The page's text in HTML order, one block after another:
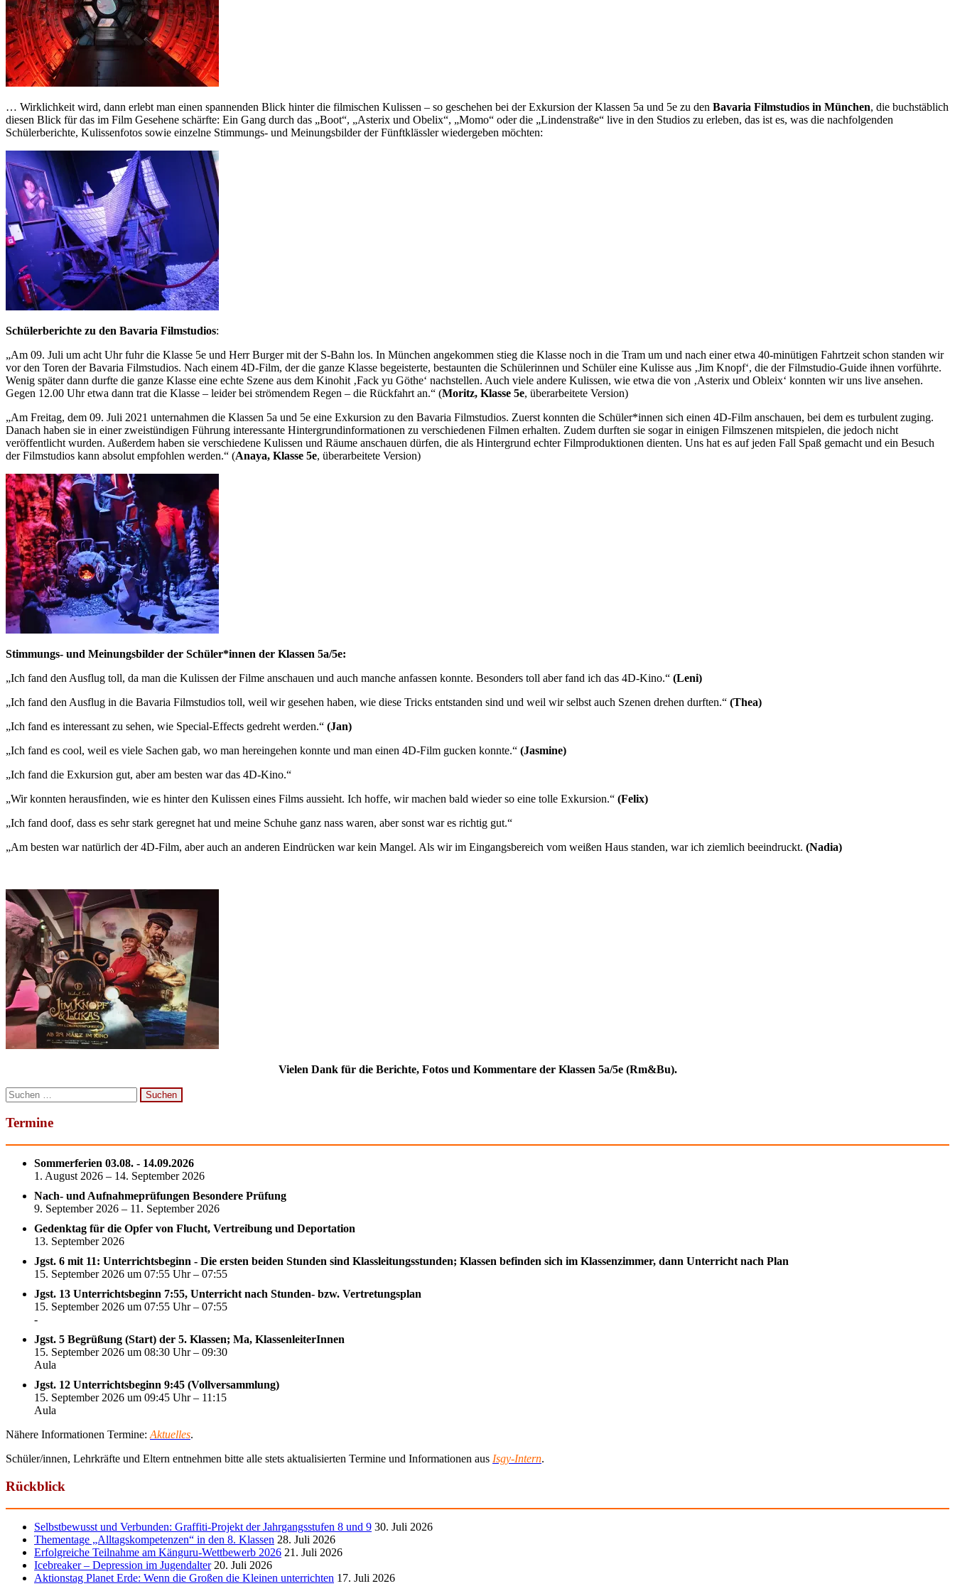
… Wirklichkeit wird, dann erlebt man einen spannenden Blick hinter die filmischen Kulissen – so geschehen bei der Exkursion der Klassen 5a und 5e zu den Bavaria Filmstudios in München, die buchstäblich
diesen Blick für das im Film Gesehene schärfte: Ein Gang durch das „Boot“, „Asterix und Obelix“, „Momo“ oder die „Lindenstraße“ live in den Studios zu erleben, das ist es, was die nachfolgenden
Schülerberichte, Kulissenfotos sowie einzelne Stimmungs- und Meinungsbilder der Fünftklässler wiedergeben möchten:
Schülerberichte zu den Bavaria Filmstudios:
„Am 09. Juli um acht Uhr fuhr die Klasse 5e und Herr Burger mit der S-Bahn los. In München angekommen stieg die Klasse noch in die Tram um und nach einer etwa 40-minütigen Fahrtzeit schon standen wir
vor den Toren der Bavaria Filmstudios. Nach einem 4D-Film, der die ganze Klasse begeisterte, bestaunten die Schülerinnen und Schüler eine Kulisse aus ‚Jim Knopf‘, die der Filmstudio-Guide ihnen vorführte.
Wenig später dann durfte die ganze Klasse eine echte Szene aus dem Kinohit ‚Fack yu Göthe‘ nachstellen. Auch viele andere Kulissen, wie etwa die von ‚Asterix und Obleix‘ konnten wir uns live ansehen.
Gegen 12.00 Uhr etwa dann trat die Klasse – leider bei strömendem Regen – die Rückfahrt an.“ (Moritz, Klasse 5e, überarbeitete Version)
„Am Freitag, dem 09. Juli 2021 unternahmen die Klassen 5a und 5e eine Exkursion zu den Bavaria Filmstudios. Zuerst konnten die Schüler*innen sich einen 4D-Film anschauen, bei dem es turbulent zuging.
Danach haben sie in einer zweistündigen Führung interessante Hintergrundinformationen zu verschiedenen Filmen erhalten. Zudem durften sie sogar in einigen Filmszenen mitspielen, die jedoch nicht
veröffentlicht wurden. Außerdem haben sie verschiedene Kulissen und Räume anschauen dürfen, die als Hintergrund echter Filmproduktionen dienten. Uns hat es auf jeden Fall Spaß gemacht und ein Besuch
der Filmstudios kann absolut empfohlen werden.“ (Anaya, Klasse 5e, überarbeitete Version)
Stimmungs- und Meinungsbilder der Schüler*innen der Klassen 5a/5e:
„Ich fand den Ausflug toll, da man die Kulissen der Filme anschauen und auch manche anfassen konnte. Besonders toll aber fand ich das 4D-Kino.“ (Leni)
„Ich fand den Ausflug in die Bavaria Filmstudios toll, weil wir gesehen haben, wie diese Tricks entstanden sind und weil wir selbst auch Szenen drehen durften.“ (Thea)
„Ich fand es interessant zu sehen, wie Special-Effects gedreht werden.“ (Jan)
„Ich fand es cool, weil es viele Sachen gab, wo man hereingehen konnte und man einen 4D-Film gucken konnte.“ (Jasmine)
„Ich fand die Exkursion gut, aber am besten war das 4D-Kino.“
„Wir konnten herausfinden, wie es hinter den Kulissen eines Films aussieht. Ich hoffe, wir machen bald wieder so eine tolle Exkursion.“ (Felix)
„Ich fand doof, dass es sehr stark geregnet hat und meine Schuhe ganz nass waren, aber sonst war es richtig gut.“
„Am besten war natürlich der 4D-Film, aber auch an anderen Eindrücken war kein Mangel. Als wir im Eingangsbereich vom weißen Haus standen, war ich ziemlich beeindruckt. (Nadia)
Vielen Dank für die Berichte, Fotos und Kommentare der Klassen 5a/5e (Rm&Bu).
Suchen
nach:
Termine
Sommerferien 03.08. - 14.09.2026
1. August 2026 – 14. September 2026
Nach- und Aufnahmeprüfungen Besondere Prüfung
9. September 2026 – 11. September 2026
Gedenktag für die Opfer von Flucht, Vertreibung und Deportation
13. September 2026
Jgst. 6 mit 11: Unterrichtsbeginn - Die ersten beiden Stunden sind Klassleitungsstunden; Klassen befinden sich im Klassenzimmer, dann Unterricht nach Plan
15. September 2026 um 07:55 Uhr – 07:55
Jgst. 13 Unterrichtsbeginn 7:55, Unterricht nach Stunden- bzw. Vertretungsplan
15. September 2026 um 07:55 Uhr – 07:55
-
Jgst. 5 Begrüßung (Start) der 5. Klassen; Ma, KlassenleiterInnen
15. September 2026 um 08:30 Uhr – 09:30
Aula
Jgst. 12 Unterrichtsbeginn 9:45 (Vollversammlung)
15. September 2026 um 09:45 Uhr – 11:15
Aula
Nähere Informationen Termine: Aktuelles.
Schüler/innen, Lehrkräfte und Eltern entnehmen bitte alle stets aktualisierten Termine und Informationen aus Isgy-Intern.
Rückblick
Selbstbewusst und Verbunden: Graffiti-Projekt der Jahrgangsstufen 8 und 9 30. Juli 2026
Thementage „Alltagskompetenzen“ in den 8. Klassen 28. Juli 2026
Erfolgreiche Teilnahme am Känguru-Wettbewerb 2026 21. Juli 2026
Icebreaker – Depression im Jugendalter 20. Juli 2026
Aktionstag Planet Erde: Wenn die Großen die Kleinen unterrichten 17. Juli 2026